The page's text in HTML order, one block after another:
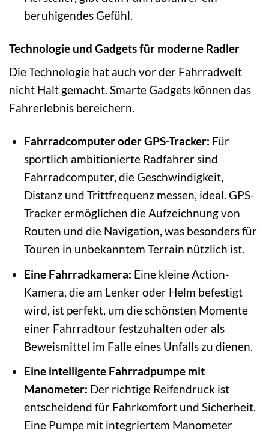
beruhigendes Gefühl.
Technologie und Gadgets für moderne Radler
Die Technologie hat auch vor der Fahrradwelt
nicht Halt gemacht. Smarte Gadgets können das
Fahrerlebnis bereichern.
Fahrradcomputer oder GPS-Tracker: Für
sportlich ambitionierte Radfahrer sind
Fahrradcomputer, die Geschwindigkeit,
Distanz und Trittfrequenz messen, ideal. GPS-
Tracker ermöglichen die Aufzeichnung von
Routen und die Navigation, was besonders für
Touren in unbekanntem Terrain nützlich ist.
Eine Fahrradkamera: Eine kleine Action-
Kamera, die am Lenker oder Helm befestigt
wird, ist perfekt, um die schönsten Momente
einer Fahrradtour festzuhalten oder als
Beweismittel im Falle eines Unfalls zu dienen.
Eine intelligente Fahrradpumpe mit
Manometer: Der richtige Reifendruck ist
entscheidend für Fahrkomfort und Sicherheit.
Eine Pumpe mit integriertem Manometer